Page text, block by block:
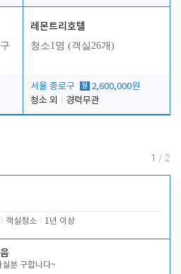
레몬트리호텔
청소1명 (객실26개)
서울 종로구 월 2,600,000원
청소 외
경력무관
1 / 2
객실청소 1년 이상
분 구합니다~